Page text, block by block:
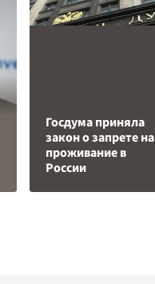
Госдума приняла
закон о запрете на
проживание в
России